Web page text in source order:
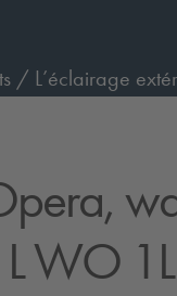
/ L’éclairage
L WO